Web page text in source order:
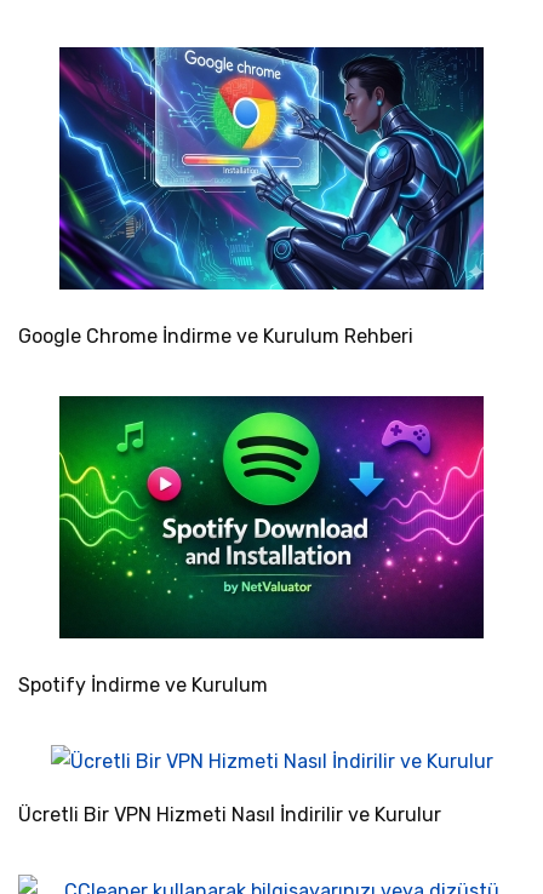
Google Chrome İndirme ve Kurulum Rehberi
Spotify İndirme ve Kurulum
Ücretli Bir VPN Hizmeti Nasıl İndirilir ve Kurulur